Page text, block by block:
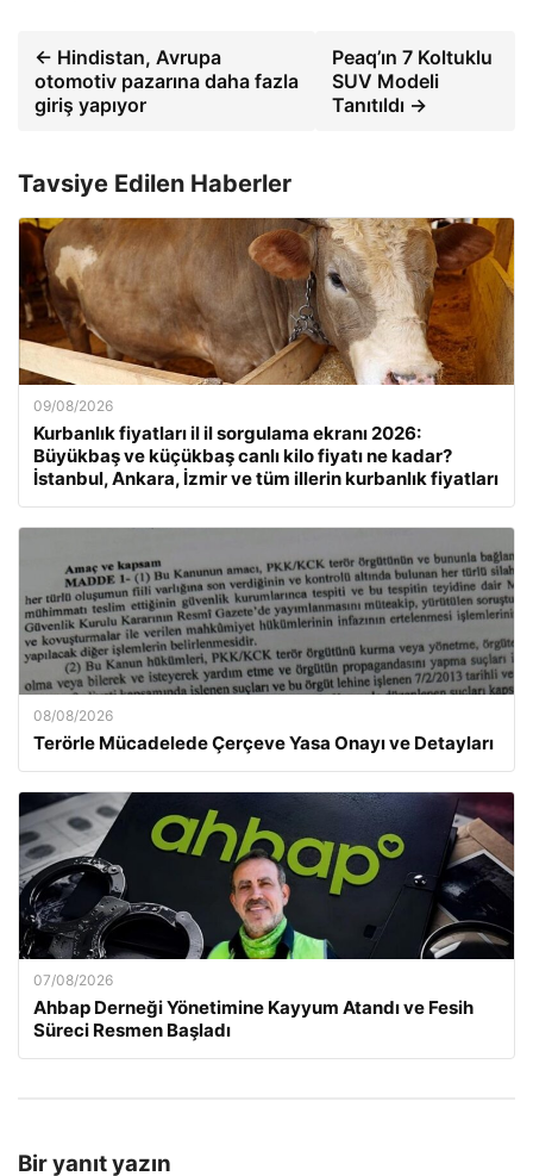
← Hindistan, Avrupa
otomotiv pazarına daha fazla
giriş yapıyor
Peaq’ın 7 Koltuklu
SUV Modeli
Tanıtıldı →
Tavsiye Edilen Haberler
09/08/2026
Kurbanlık fiyatları il il sorgulama ekranı 2026:
Büyükbaş ve küçükbaş canlı kilo fiyatı ne kadar?
İstanbul, Ankara, İzmir ve tüm illerin kurbanlık fiyatları
08/08/2026
Terörle Mücadelede Çerçeve Yasa Onayı ve Detayları
07/08/2026
Ahbap Derneği Yönetimine Kayyum Atandı ve Fesih
Süreci Resmen Başladı
Bir yanıt yazın